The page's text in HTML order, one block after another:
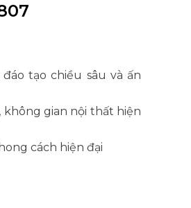
tạo chiều sâu và ấn
không gian nội thất hiện
cách hiện đại